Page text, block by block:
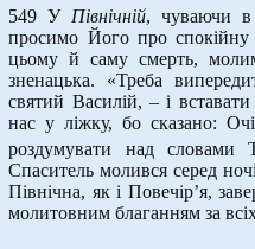
549 У Північній, чуваючи в
просимо Його про
цьому й саму смерть,
зненацька. «Треба
святий Василій, – і
нас у ліжку, бо сказано:
роздумувати над словами
Спаситель молився серед
Північна, як і Повечір’я,
молитовним благанням за